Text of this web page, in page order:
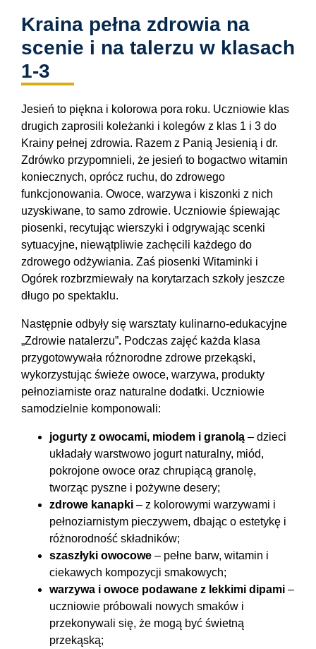
Kraina pełna zdrowia na
scenie i na talerzu w klasach
1-3
Jesień to piękna i kolorowa pora roku. Uczniowie klas
drugich zaprosili koleżanki i kolegów z klas 1 i 3 do
Krainy pełnej zdrowia. Razem z Panią Jesienią i dr.
Zdrówko przypomnieli, że jesień to bogactwo witamin
koniecznych, oprócz ruchu, do zdrowego
funkcjonowania. Owoce, warzywa i kiszonki z nich
uzyskiwane, to samo zdrowie. Uczniowie śpiewając
piosenki, recytując wierszyki i odgrywając scenki
sytuacyjne, niewątpliwie zachęcili każdego do
zdrowego odżywiania. Zaś piosenki Witaminki i
Ogórek rozbrzmiewały na korytarzach szkoły jeszcze
długo po spektaklu.
Następnie odbyły się warsztaty kulinarno-edukacyjne
„Zdrowie natalerzu”. Podczas zajęć każda klasa
przygotowywała różnorodne zdrowe przekąski,
wykorzystując świeże owoce, warzywa, produkty
pełnoziarniste oraz naturalne dodatki. Uczniowie
samodzielnie komponowali:
jogurty z owocami, miodem i granolą – dzieci
układały warstwowo jogurt naturalny, miód,
pokrojone owoce oraz chrupiącą granolę,
tworząc pyszne i pożywne desery;
zdrowe kanapki – z kolorowymi warzywami i
pełnoziarnistym pieczywem, dbając o estetykę i
różnorodność składników;
szaszłyki owocowe – pełne barw, witamin i
ciekawych kompozycji smakowych;
warzywa i owoce podawane z lekkimi dipami –
uczniowie próbowali nowych smaków i
przekonywali się, że mogą być świetną
przekąską;